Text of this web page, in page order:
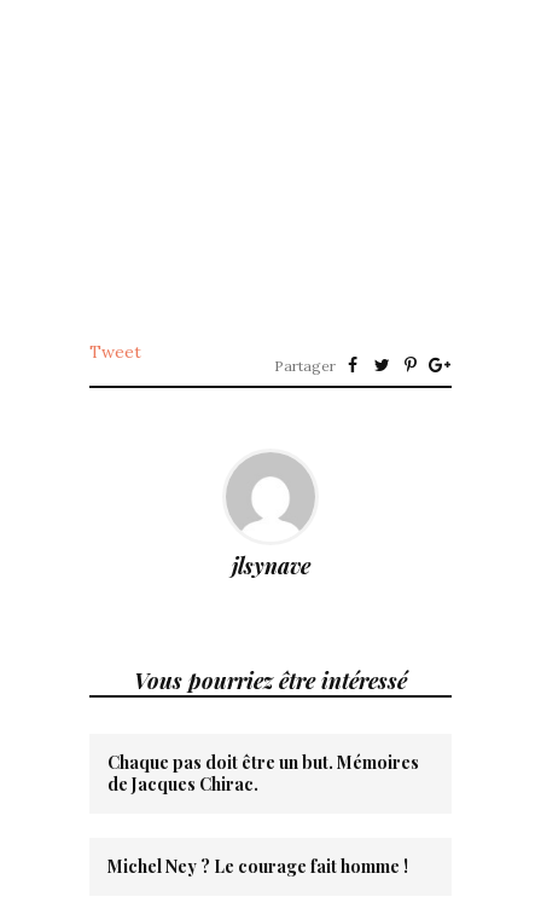
Tweet
Partager
jlsynave
Vous pourriez être intéressé
Chaque pas doit être un but. Mémoires
de Jacques Chirac.
Michel Ney ? Le courage fait homme !